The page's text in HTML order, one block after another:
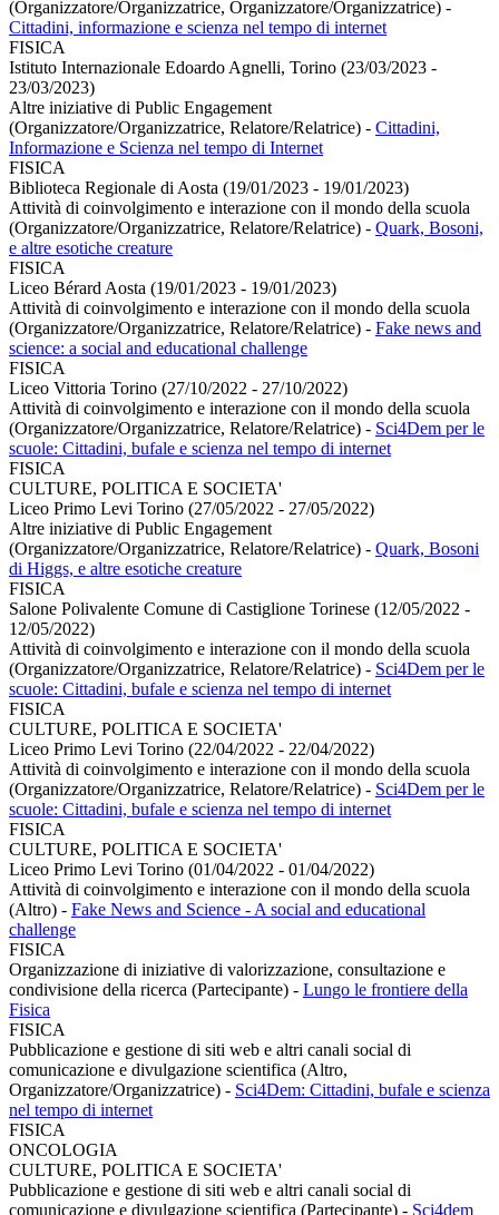
(Organizzatore/Organizzatrice, Organizzatore/Organizzatrice) -
Cittadini, informazione e scienza nel tempo di internet
FISICA
Istituto Internazionale Edoardo Agnelli, Torino (23/03/2023 -
23/03/2023)
Altre iniziative di Public Engagement
(Organizzatore/Organizzatrice, Relatore/Relatrice) - Cittadini,
Informazione e Scienza nel tempo di Internet
FISICA
Biblioteca Regionale di Aosta (19/01/2023 - 19/01/2023)
Attività di coinvolgimento e interazione con il mondo della scuola
(Organizzatore/Organizzatrice, Relatore/Relatrice) - Quark, Bosoni,
e altre esotiche creature
FISICA
Liceo Bérard Aosta (19/01/2023 - 19/01/2023)
Attività di coinvolgimento e interazione con il mondo della scuola
(Organizzatore/Organizzatrice, Relatore/Relatrice) - Fake news and
science: a social and educational challenge
FISICA
Liceo Vittoria Torino (27/10/2022 - 27/10/2022)
Attività di coinvolgimento e interazione con il mondo della scuola
(Organizzatore/Organizzatrice, Relatore/Relatrice) - Sci4Dem per le
scuole: Cittadini, bufale e scienza nel tempo di internet
FISICA
CULTURE, POLITICA E SOCIETA'
Liceo Primo Levi Torino (27/05/2022 - 27/05/2022)
Altre iniziative di Public Engagement
(Organizzatore/Organizzatrice, Relatore/Relatrice) - Quark, Bosoni
di Higgs, e altre esotiche creature
FISICA
Salone Polivalente Comune di Castiglione Torinese (12/05/2022 -
12/05/2022)
Attività di coinvolgimento e interazione con il mondo della scuola
(Organizzatore/Organizzatrice, Relatore/Relatrice) - Sci4Dem per le
scuole: Cittadini, bufale e scienza nel tempo di internet
FISICA
CULTURE, POLITICA E SOCIETA'
Liceo Primo Levi Torino (22/04/2022 - 22/04/2022)
Attività di coinvolgimento e interazione con il mondo della scuola
(Organizzatore/Organizzatrice, Relatore/Relatrice) - Sci4Dem per le
scuole: Cittadini, bufale e scienza nel tempo di internet
FISICA
CULTURE, POLITICA E SOCIETA'
Liceo Primo Levi Torino (01/04/2022 - 01/04/2022)
Attività di coinvolgimento e interazione con il mondo della scuola
(Altro) - Fake News and Science - A social and educational
challenge
FISICA
Organizzazione di iniziative di valorizzazione, consultazione e
condivisione della ricerca (Partecipante) - Lungo le frontiere della
Fisica
FISICA
Pubblicazione e gestione di siti web e altri canali social di
comunicazione e divulgazione scientifica (Altro,
Organizzatore/Organizzatrice) - Sci4Dem: Cittadini, bufale e scienza
nel tempo di internet
FISICA
ONCOLOGIA
CULTURE, POLITICA E SOCIETA'
Pubblicazione e gestione di siti web e altri canali social di
comunicazione e divulgazione scientifica (Partecipante) - Sci4dem